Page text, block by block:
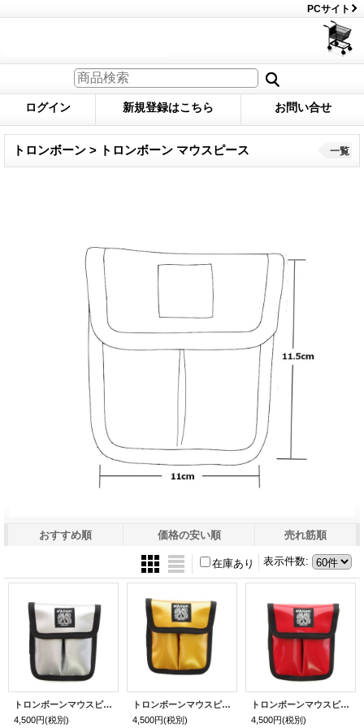
PCサイト
ログイン 新規登録はこちら お問い合せ
トロンボーン > トロンボーン マウスピース 一覧
おすすめ順 価格の安い順 売れ筋順
表示件数:
在庫あり
トロンボーンマウスピースケース（2本入り）シルバー / ブラックネーム
4,500円(税別)
トロンボーンマウスピースケース（2本入り）ゴールド / ブラックネーム
4,500円(税別)
トロンボーンマウスピースケース（2本入り）レッド / ブラックネーム
4,500円(税別)